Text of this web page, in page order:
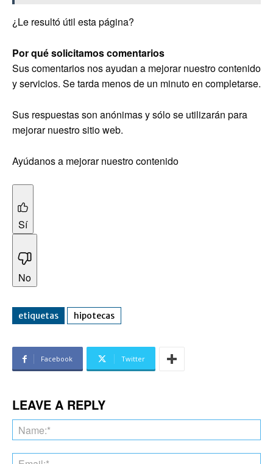
¿Le resultó útil esta página?
Por qué solicitamos comentarios
Sus comentarios nos ayudan a mejorar nuestro contenido
y servicios. Se tarda menos de un minuto en completarse.
Sus respuestas son anónimas y sólo se utilizarán para
mejorar nuestro sitio web.
Ayúdanos a mejorar nuestro contenido
Sí
No
etiquetas hipotecas
Facebook Twitter
LEAVE A REPLY